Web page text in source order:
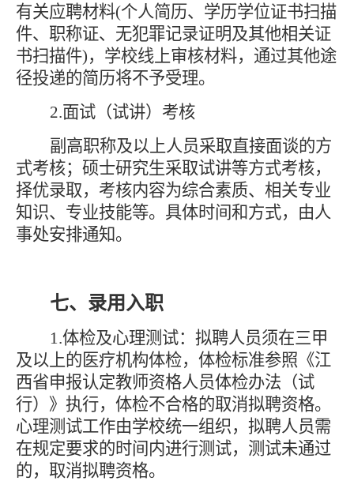
有关应聘材料(个人简历、学历学位证书扫描
件、职称证、无犯罪记录证明及其他相关证
书扫描件)，学校线上审核材料，通过其他途
径投递的简历将不予受理。
2.面试（试讲）考核
副高职称及以上人员采取直接面谈的方
式考核；硕士研究生采取试讲等方式考核，
择优录取，考核内容为综合素质、相关专业
知识、专业技能等。具体时间和方式，由人
事处安排通知。
七、 录用入职
1.体检及心理测试：拟聘人员须在三甲
及以上的医疗机构体检，体检标准参照《江
西省申报认定教师资格人员体检办法（试
行）》执行，体检不合格的取消拟聘资格。
心理测试工作由学校统一组织，拟聘人员需
在规定要求的时间内进行测试，测试未通过
的，取消拟聘资格。